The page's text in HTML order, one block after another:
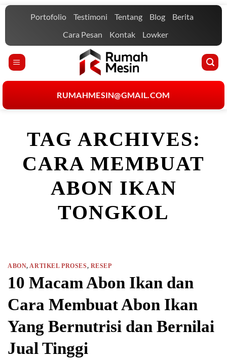
Skip
Portofolio Testimoni Tentang Blog
Berita
Cara Pesan
Kontak Lowker
RUMAHMESIN@GMAIL.COM
TAG ARCHIVES:
CARA MEMBUAT
ABON IKAN
TONGKOL
ABON, ARTIKEL PROSES, RESEP
10 Macam Abon Ikan dan
Cara Membuat Abon Ikan
Yang Bernutrisi dan Bernilai
Jual Tinggi